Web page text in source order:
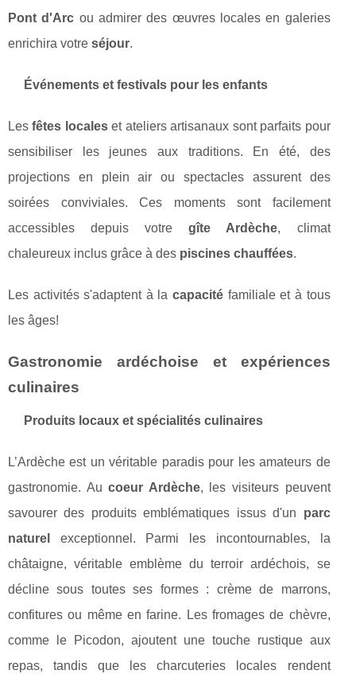
Pont d'Arc ou admirer des œuvres locales en galeries
enrichira votre séjour.
Événements et festivals pour les enfants
Lesfêtes localeset ateliers artisanaux sont parfaits pour
sensibiliser les jeunes aux traditions. En été, des
projections en plein air ou spectacles assurent des
soirées conviviales. Ces moments sont facilement
accessibles depuis votregîte Ardèche, climat
chaleureux inclus grâce à des piscines chauffées.
Les activités s'adaptent à lacapacité familiale et à tous
les âges!
Gastronomie ardéchoise et expériences
culinaires
Produits locaux et spécialités culinaires
L’Ardèche est un véritable paradis pour les amateurs de
gastronomie. Aucoeur Ardèche, les visiteurs peuvent
savourer des produits emblématiques issus d'un parc
naturel
exceptionnel. Parmi les incontournables, la
châtaigne, véritable emblème du terroir ardéchois, se
décline sous toutes ses formes : crème de marrons,
confitures ou même en farine. Les fromages de chèvre,
comme le Picodon, ajoutent une touche rustique aux
repas, tandis que les charcuteries locales rendent